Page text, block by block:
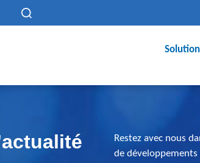
Restez avec nous
de